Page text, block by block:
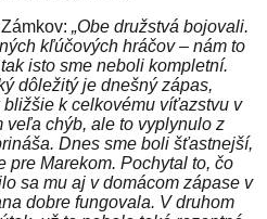
„Obe družstvá bojovali.
kľúčových hráčov – nám to
isto sme neboli kompletní.
dôležitý je dnešný zápas,
k celkovému víťazstvu v
veľa chýb, ale to vyplynulo z
Dnes sme boli šťastnejší,
pre Marekom. Pochytal to, čo
sa mu aj v domácom zápase v
dobre fungovala. V druhom